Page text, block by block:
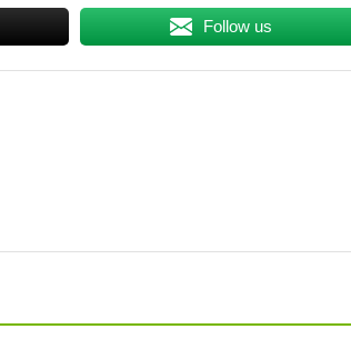
Follow us